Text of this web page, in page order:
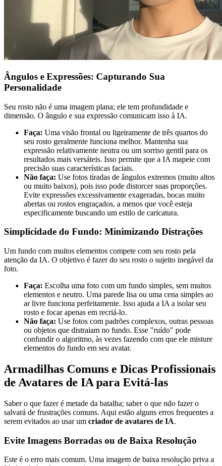
Ângulos e Expressões: Capturando Sua
Personalidade
Seu rosto não é uma imagem plana; ele tem profundidade e
dimensão. O ângulo e sua expressão comunicam isso à IA.
Faça: Uma visão frontal ou ligeiramente de três quartos do
seu rosto geralmente funciona melhor. Mantenha sua
expressão relativamente neutra ou um sorriso gentil para os
resultados mais versáteis. Isso permite que a IA mapeie com
precisão suas características faciais.
Não faça: Use fotos tiradas de ângulos extremos (muito altos
ou muito baixos), pois isso pode distorcer suas proporções.
Evite expressões excessivamente exageradas, bocas muito
abertas ou rostos engraçados, a menos que você esteja
especificamente buscando um estilo de caricatura.
Simplicidade do Fundo: Minimizando Distrações
Um fundo com muitos elementos compete com seu rosto pela
atenção da IA. O objetivo é fazer do seu rosto o sujeito inegável da
foto.
Faça: Escolha uma foto com um fundo simples, sem muitos
elementos e neutro. Uma parede lisa ou uma cena simples ao
ar livre funciona perfeitamente. Isso ajuda a IA a isolar seu
rosto e focar apenas em recriá-lo.
Não faça: Use fotos com padrões complexos, outras pessoas
ou objetos que distraiam no fundo. Esse "ruído" pode
confundir o algoritmo, às vezes fazendo com que ele misture
elementos do fundo em seu avatar.
Armadilhas Comuns e Dicas Profissionais
de Avatares de IA para Evitá-las
Saber o que fazer é metade da batalha; saber o que não fazer o
salvará de frustrações comuns. Aqui estão alguns erros frequentes a
serem evitados ao usar um criador de avatares de IA.
Evite Imagens Borradas ou de Baixa Resolução
Este é o erro mais comum. Uma imagem de baixa resolução priva a